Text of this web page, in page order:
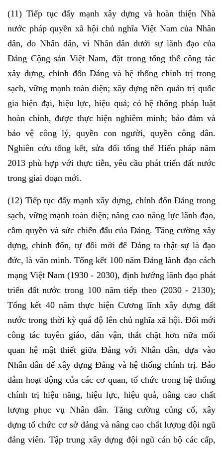
(11) Tiếp tục đẩy mạnh xây dựng và hoàn thiện Nhà
nước pháp quyền xã hội chủ nghĩa Việt Nam của Nhân
dân, do Nhân dân, vì Nhân dân dưới sự lãnh đạo của
Ðảng Cộng sản Việt Nam, đặt trong tổng thể công tác
xây dựng, chỉnh đốn Đảng và hệ thống chính trị trong
sạch, vững mạnh toàn diện; xây dựng nền quản trị quốc
gia hiện đại, hiệu lực, hiệu quả; có hệ thống pháp luật
hoàn chỉnh, được thực hiện nghiêm minh; bảo đảm và
bảo vệ công lý, quyền con người, quyền công dân.
Nghiên cứu tổng kết, sửa đổi tổng thể Hiến pháp năm
2013 phù hợp với thực tiễn, yêu cầu phát triển đất nước
trong giai đoạn mới.
(12) Tiếp tục đẩy mạnh xây dựng, chỉnh đốn Đảng trong
sạch, vững mạnh toàn diện; nâng cao năng lực lãnh đạo,
cầm quyền và sức chiến đấu của Đảng. Tăng cường xây
dựng, chỉnh đốn, tự đổi mới để Đảng ta thật sự là đạo
đức, là văn minh. Tổng kết 100 năm Đảng lãnh đạo cách
mạng Việt Nam (1930 - 2030), định hướng lãnh đạo phát
triển đất nước trong 100 năm tiếp theo (2030 - 2130);
Tổng kết 40 năm thực hiện Cương lĩnh xây dựng đất
nước trong thời kỳ quá độ lên chủ nghĩa xã hội. Đổi mới
công tác tuyên giáo, dân vận, thắt chặt hơn nữa mối
quan hệ mật thiết giữa Đảng với Nhân dân, dựa vào
Nhân dân để xây dựng Đảng và hệ thống chính trị. Bảo
đảm hoạt động của các cơ quan, tổ chức trong hệ thống
chính trị hiệu năng, hiệu lực, hiệu quả, nâng cao chất
lượng phục vụ Nhân dân. Tăng cường củng cố, xây
dựng tổ chức cơ sở đảng và nâng cao chất lượng đội ngũ
đảng viên. Tập trung xây dựng đội ngũ cán bộ các cấp,